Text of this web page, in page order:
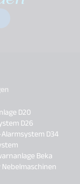
D20
D26
D34
Beka